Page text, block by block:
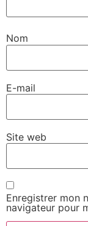
Nom
E-mail
Site web
Enregistrer mon
navigateur pour